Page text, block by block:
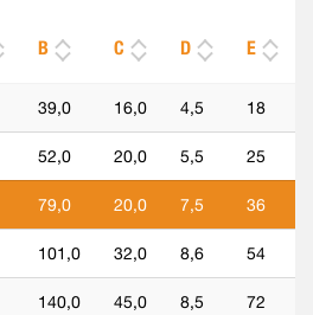
B C D E
39,0 16,0 4,5 18
52,0 20,0 5,5 25
79,0 20,0 7,5 36
101,0 32,0 8,6 54
140,0 45,0 8,5 72